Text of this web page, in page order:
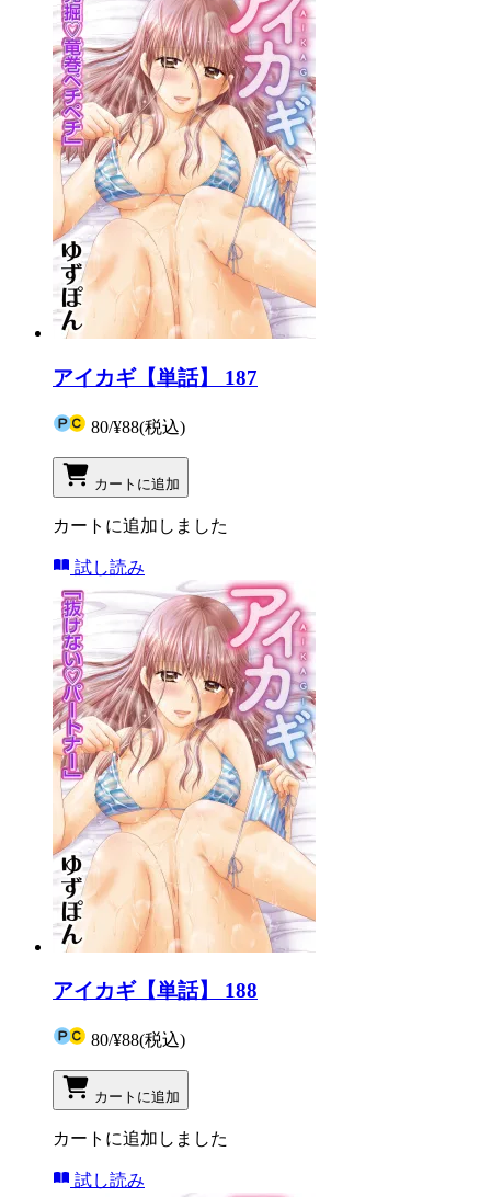
アイカギ【単話】 187
80/¥88(税込)
カートに追加
カートに追加しました
試し読み
アイカギ【単話】 188
80/¥88(税込)
カートに追加
カートに追加しました
試し読み